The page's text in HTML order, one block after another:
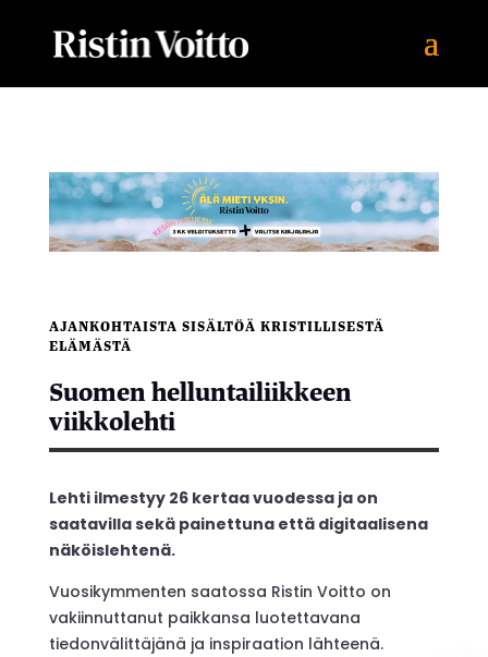
AJANKOHTAISTA SISÄLTÖÄ KRISTILLISESTÄ
ELÄMÄSTÄ
Suomen helluntailiikkeen
viikkolehti
Lehti ilmestyy 26 kertaa vuodessa ja on
saatavilla sekä painettuna että digitaalisena
näköislehtenä.
Vuosikymmenten saatossa Ristin Voitto on
vakiinnuttanut paikkansa luotettavana
tiedonvälittäjänä ja inspiraation lähteenä.